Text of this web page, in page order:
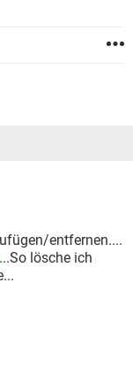
entfernen....
lösche ich